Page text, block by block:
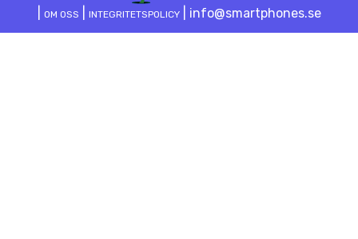
OM OSS INTEGRITETSPOLICY| info@smartphones.se